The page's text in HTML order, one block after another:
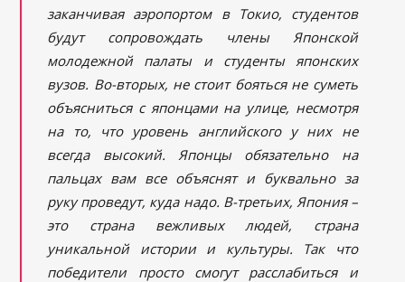
заканчивая аэропортом в Токио, студентов
будут сопровождать члены Японской
молодежной палаты и студенты японских
вузов. Во-вторых, не стоит бояться не суметь
объясниться с японцами на улице, несмотря
на то, чтоуровень английского у них не
всегда высокий. Японцы обязательно на
пальцах вам все объяснят и буквально за
руку проведут, куда надо. В-третьих, Япония –
это страна вежливых людей, страна
уникальной истории и культуры. Так что
победители просто смогут расслабиться и